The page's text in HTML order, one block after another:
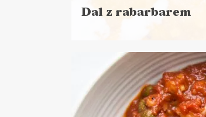
Dal z rabarbarem
Czas przygotowania:
do 30 minut
DANIA GŁÓWNE
LUNCHE DO PRACY